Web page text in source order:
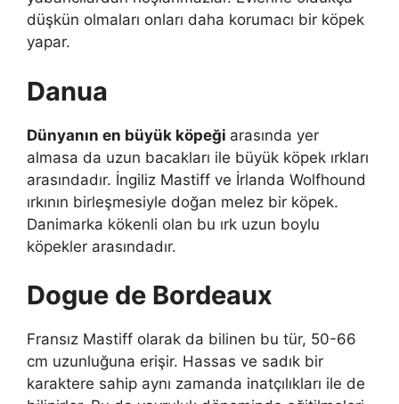
düşkün olmaları onları daha korumacı bir köpek
yapar.
Danua
Dünyanın en büyük köpeği arasında yer
almasa da uzun bacakları ile büyük köpek ırkları
arasındadır. İngiliz Mastiff ve İrlanda Wolfhound
ırkının birleşmesiyle doğan melez bir köpek.
Danimarka kökenli olan bu ırk uzun boylu
köpekler arasındadır.
Dogue de Bordeaux
Fransız Mastiff olarak da bilinen bu tür, 50-66
cm uzunluğuna erişir. Hassas ve sadık bir
karaktere sahip aynı zamanda inatçılıkları ile de